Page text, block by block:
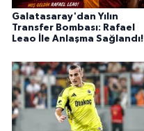
Galatasaray'dan Yılın
Transfer Bombası: Rafael
Leao İle Anlaşma Sağlandı!